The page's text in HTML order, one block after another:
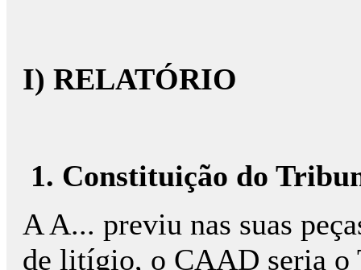
I) RELATÓRIO
1. Constituição do
A A... previu nas suas
de litígio, o CAAD seria o